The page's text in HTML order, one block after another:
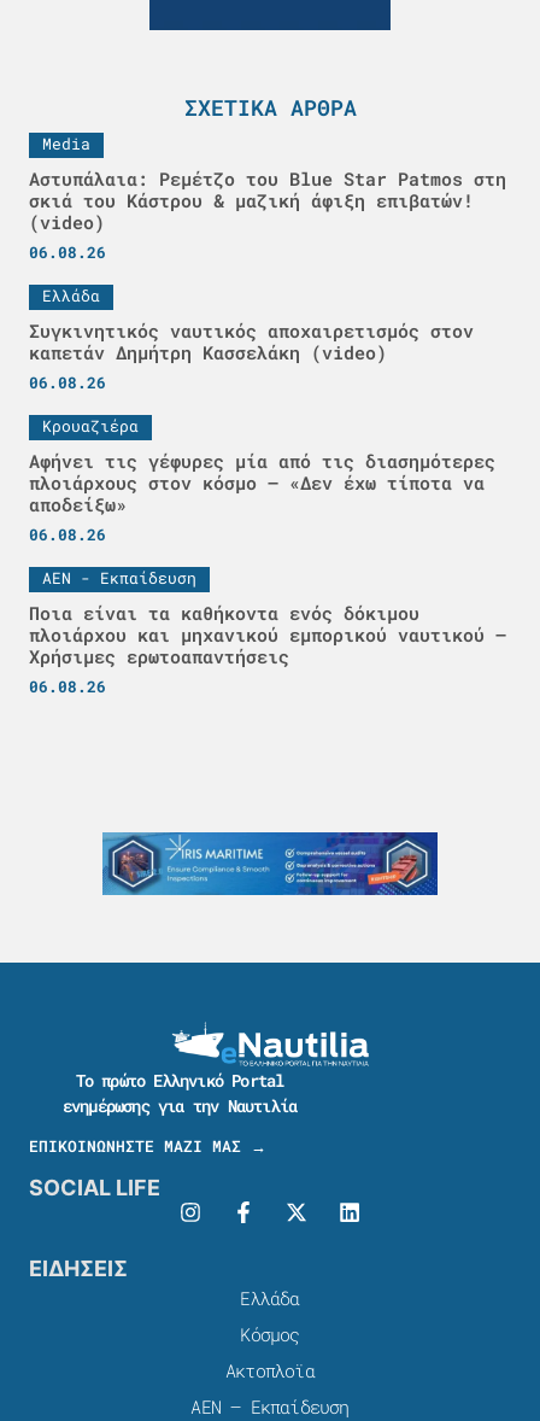
ΣΧΕΤΙΚΆ ΆΡΘΡΑ
Media
Αστυπάλαια: Ρεμέτζο του Blue Star Patmos στη
σκιά του Κάστρου & μαζική άφιξη επιβατών!
(video)
06.08.26
Ελλάδα
Συγκινητικός ναυτικός αποχαιρετισμός στον
καπετάν Δημήτρη Κασσελάκη (video)
06.08.26
Κρουαζιέρα
Αφήνει τις γέφυρες μία από τις διασημότερες
πλοιάρχους στον κόσμο – «Δεν έχω τίποτα να
αποδείξω»
06.08.26
ΑΕΝ - Εκπαίδευση
Ποια είναι τα καθήκοντα ενός δόκιμου
πλοιάρχου και μηχανικού εμπορικού ναυτικού –
Χρήσιμες ερωτοαπαντήσεις
06.08.26
Το πρώτο Ελληνικό Portal
ενημέρωσης για την Ναυτιλία
ΕΠΙΚΟΙΝΩΝΗΣΤΕ ΜΑΖΙ ΜΑΣ →
SOCIAL LIFE
ΕΙΔΗΣΕΙΣ
Ελλάδα
Κόσμος
Ακτοπλοϊα
ΑΕΝ – Εκπαίδευση